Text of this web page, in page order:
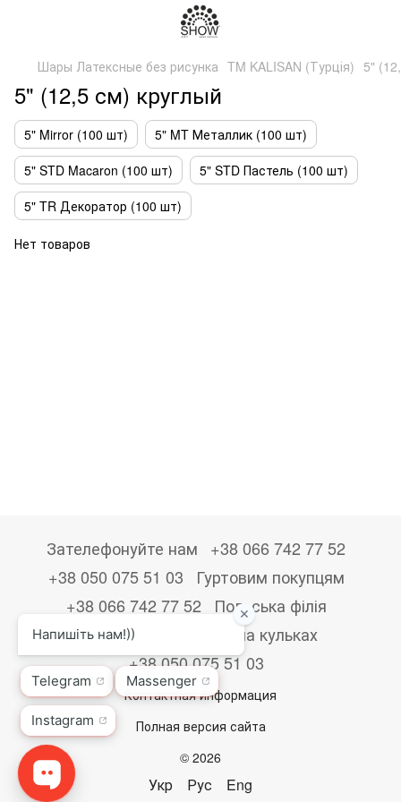
Шары Латексные без рисунка TM KALISAN (Турція) 5"
5" (12,5 см) круглый
5" Mirror (100 шт)
5" MT Металлик (100 шт)
5" STD Macaron (100 шт)
5" STD Пастель (100 шт)
5" TR Декоратор (100 шт)
Нет товаров
Зателефонуйте нам
+38 066 742 77 52
+38 050 075 51 03
Гуртовим покупцям
+38 066 742 77 52
Польська філія
+48533867723
Друк на кульках
+38 050 075 51 03
Контактная информация
Полная версия сайта
© 2026
Укр Рус Eng